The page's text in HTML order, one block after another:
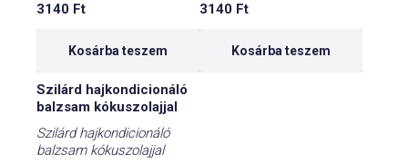
3140 Ft
Kosárba teszem
3140 Ft
Kosárba teszem
Szilárd hajkondicionáló
balzsam kókuszolajjal
Szilárd hajkondicionáló
balzsam kókuszolajjal